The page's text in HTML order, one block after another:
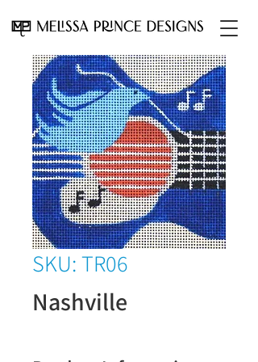
SKU: TR06
Nashville